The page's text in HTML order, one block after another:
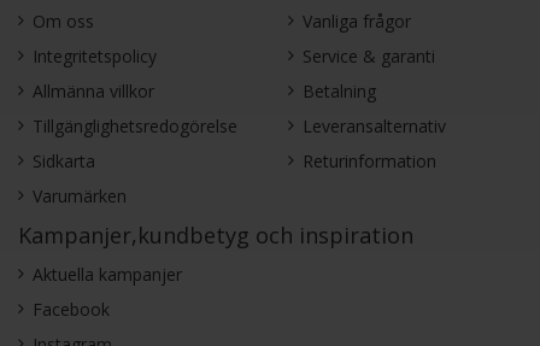
Om oss
Integritetspolicy
Allmänna villkor
Tillgänglighetsredogörelse
Sidkarta
Varumärken
Vanliga frågor
Service & garanti
Betalning
Leveransalternativ
Returinformation
Kampanjer,kundbetyg och inspiration
Aktuella kampanjer
Facebook